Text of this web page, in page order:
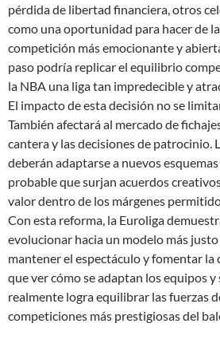
pérdida de libertad financiera, otros
como una oportunidad para hacer de
competición más emocionante y
paso podría replicar el equilibrio
la NBA una liga tan impredecible y
El impacto de esta decisión no se
También afectará al mercado de
cantera y las decisiones de patrocinio.
deberán adaptarse a nuevos
probable que surjan acuerdos
valor dentro de los márgenes
Con esta reforma, la Euroliga
evolucionar hacia un modelo más
mantener el espectáculo y fomentar
que ver cómo se adaptan los equipos y
realmente logra equilibrar las fuerzas
competiciones más prestigiosas del